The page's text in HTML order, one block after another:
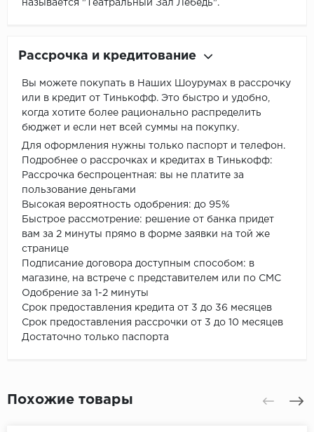
называется "Театральный Зал Лебедь".
Рассрочка и кредитование
Вы можете покупать в Наших Шоурумах в рассрочку
или в кредит от Тинькофф. Это быстро и удобно,
когда хотите более рационально распределить
бюджет и если нет всей суммы на покупку.
Для оформления нужны только паспорт и телефон.
Подробнее о рассрочках и кредитах в Тинькофф:
Рассрочка беспроцентная: вы не платите за
пользование деньгами
Высокая вероятность одобрения: до 95%
Быстрое рассмотрение: решение от банка придет
вам за 2 минуты прямо в форме заявки на той же
странице
Подписание договора доступным способом: в
магазине, на встрече с представителем или по СМС
Одобрение за 1-2 минуты
Срок предоставления кредита от 3 до 36 месяцев
Срок предоставления рассрочки от 3 до 10 месяцев
Достаточно только паспорта
Похожие товары